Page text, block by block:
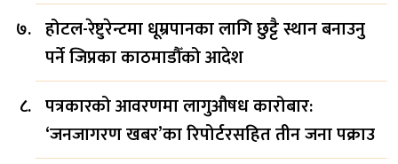
होटल-रेष्टुरेन्टमा धूम्रपानका लागि छुट्टै स्थान बनाउनु
पर्ने जिप्रका काठमाडौँको आदेश
पत्रकारको आवरणमा लागुऔषध कारोबार:
‘जनजागरण खबर’का रिपोर्टरसहित तीन जना पक्राउ